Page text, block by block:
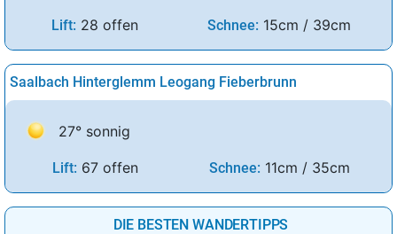
Lift: 28 offen Schnee: 15cm / 39cm
Saalbach Hinterglemm Leogang Fieberbrunn
27° sonnig
Lift: 67 offen Schnee: 11cm / 35cm
DIE BESTEN WANDERTIPPS